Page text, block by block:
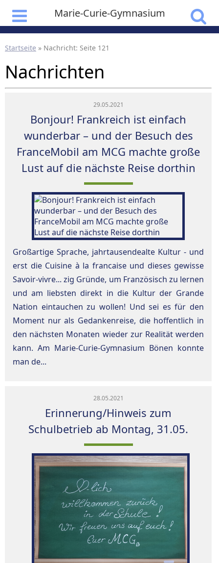
Marie-Curie-Gymnasium
Startseite » Nachricht: Seite 121
Nachrichten
29.05.2021
Bonjour! Frankreich ist einfach
wunderbar – und der Besuch des
FranceMobil am MCG machte große
Lust auf die nächste Reise dorthin
Großartige Sprache, jahrtausendealte Kultur - und
erst die Cuisine à la francaise und dieses gewisse
Savoir-vivre... zig Gründe, um Französisch zu lernen
und am liebsten direkt in die Kultur der Grande
Nation eintauchen zu wollen! Und sei es für den
Moment nur als Gedankenreise, die hoffentlich in
den nächsten Monaten wieder zur Realität werden
kann. Am Marie-Curie-Gymnasium Bönen konnte
man de...
28.05.2021
Erinnerung/Hinweis zum
Schulbetrieb ab Montag, 31.05.